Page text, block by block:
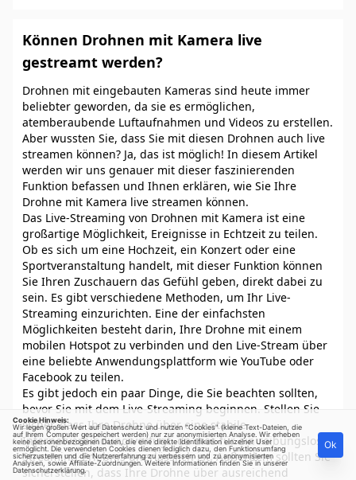
Können Drohnen mit Kamera live
gestreamt werden?
Drohnen mit eingebauten Kameras sind heute immer
beliebter geworden, da sie es ermöglichen,
atemberaubende Luftaufnahmen und Videos zu erstellen.
Aber wussten Sie, dass Sie mit diesen Drohnen auch live
streamen können? Ja, das ist möglich! In diesem Artikel
werden wir uns genauer mit dieser faszinierenden
Funktion befassen und Ihnen erklären, wie Sie Ihre
Drohne mit Kamera live streamen können.
Das Live-Streaming von Drohnen mit Kamera ist eine
großartige Möglichkeit, Ereignisse in Echtzeit zu teilen.
Ob es sich um eine Hochzeit, ein Konzert oder eine
Sportveranstaltung handelt, mit dieser Funktion können
Sie Ihren Zuschauern das Gefühl geben, direkt dabei zu
sein. Es gibt verschiedene Methoden, um Ihr Live-
Streaming einzurichten. Eine der einfachsten
Möglichkeiten besteht darin, Ihre Drohne mit einem
mobilen Hotspot zu verbinden und den Live-Stream über
eine beliebte Anwendungsplattform wie YouTube oder
Facebook zu teilen.
Es gibt jedoch ein paar Dinge, die Sie beachten sollten,
bevor Sie mit dem Live-Streaming beginnen. Stellen Sie
sicher, dass Ihre Drohne über eine stabile
Internetverbindung verfügt, da dies für ein reibungsloses
Streaming-Erlebnis unerlässlich ist. Außerdem sollten Sie
sicherstellen, dass Ihre Drohne über ausreichend
Cookie Hinweis:
Wir legen großen Wert auf Datenschutz und nutzen "Cookies" (kleine Text-Dateien, die
auf Ihrem Computer gespeichert werden) nur zur anonymisierten Analyse. Wir erheben
keine personenbezogenen Daten, die eine direkte Identifikation einzelner User
ermöglicht. Die verwendeten Cookies dienen lediglich dazu, den Funktionsumfang
sicherzustellen und die Nutzererfahrung zu verbessern und zu anonymisierten
Analysen, sowie Affiliate-Zuordnungen. Weitere Informationen finden Sie in unserer
Datenschutzerklärung.
Ok